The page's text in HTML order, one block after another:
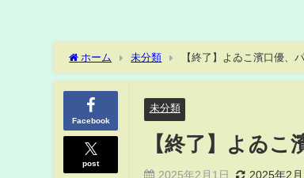
ホーム 未分類 【終了】よゐこ濱口優、
Facebook
post
未分類
【終了】よゐ
2025年2月1日 2025年2月